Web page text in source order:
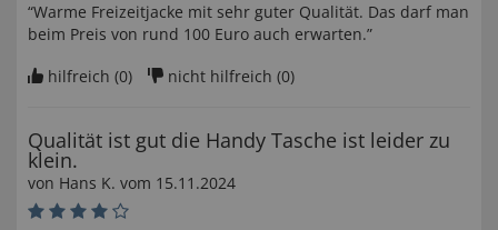
“Warme Freizeitjacke mit sehr guter Qualität. Das darf man
beim Preis von rund 100 Euro auch erwarten.”
hilfreich (0) nicht hilfreich (0)
Qualität ist gut die Handy Tasche ist leider zu
klein.
von Hans K. vom 15.11.2024